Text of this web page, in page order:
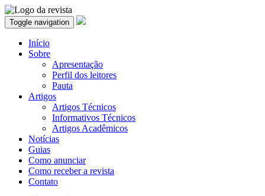
Toggle navigation
Início
Sobre
Apresentação
Perfil dos leitores
Pauta
Artigos
Artigos Técnicos
Informativos Técnicos
Artigos Acadêmicos
Notícias
Guias
Como anunciar
Como receber a revista
Contato